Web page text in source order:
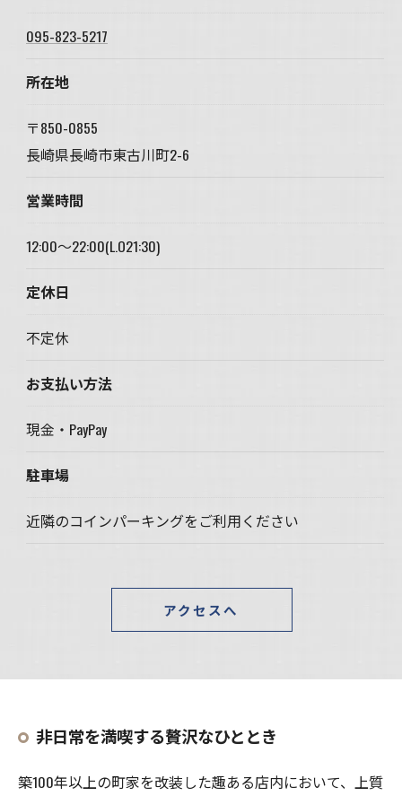
095-823-5217
所在地
〒850-0855
長崎県長崎市東古川町2-6
営業時間
12:00～22:00(L.O21:30)
定休日
不定休
お支払い方法
現金・PayPay
駐車場
近隣のコインパーキングをご利用ください
アクセスへ
非日常を満喫する贅沢なひととき
築100年以上の町家を改装した趣ある店内において、上質